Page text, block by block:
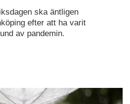
ska äntligen
efter att ha varit
av pandemin.